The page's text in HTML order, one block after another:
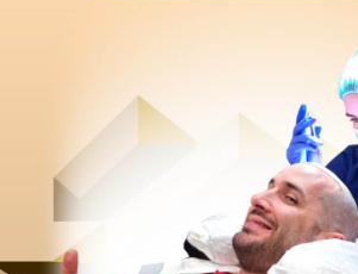
Transplantácia vlasov